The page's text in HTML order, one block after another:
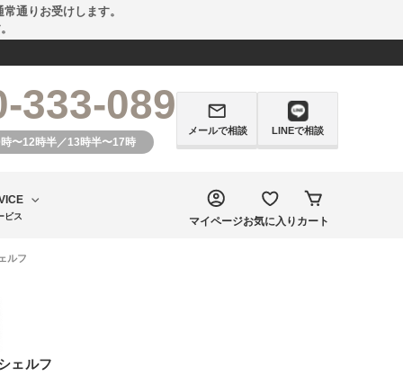
通りお受けします。
333-089
〜12時半／13時半〜17時
メールで相談 LINEで相談
ビス マイページお気に入り カート
ルフ
ェルフ